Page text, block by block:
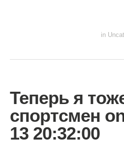
in
Теперь я
спортсмен
13 20:32:00